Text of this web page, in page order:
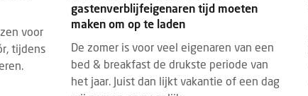
voor
tijdens
gastenverblijfeigenaren tijd moeten
maken om op te laden
De zomer is voor veel eigenaren van een
bed & breakfast de drukste periode van
het jaar. Juist dan lijkt vakantie of een dag